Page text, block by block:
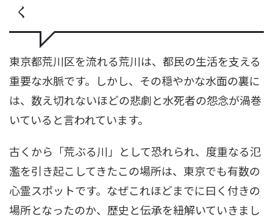
く
東京都荒川区を流れる荒川は、都民の生活を支える
重要な水脈です。しかし、その穏やかな水面の裏に
は、数え切れないほどの悲劇と水死者の怨念が渦巻
いていると言われています。
古くから「荒ぶる川」として恐れられ、度重なる氾
濫を引き起こしてきたこの場所は、東京でも有数の
心霊スポットです。なぜこれほどまでに曰く付きの
場所となったのか、歴史と伝承を紐解いていきまし